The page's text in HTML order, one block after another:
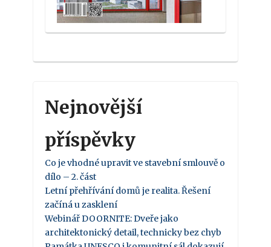
Nejnovější
příspěvky
Co je vhodné upravit ve stavební smlouvě o
dílo – 2. část
Letní přehřívání domů je realita. Řešení
začíná u zasklení
Webinář DOORNITE: Dveře jako
architektonický detail, technicky bez chyb